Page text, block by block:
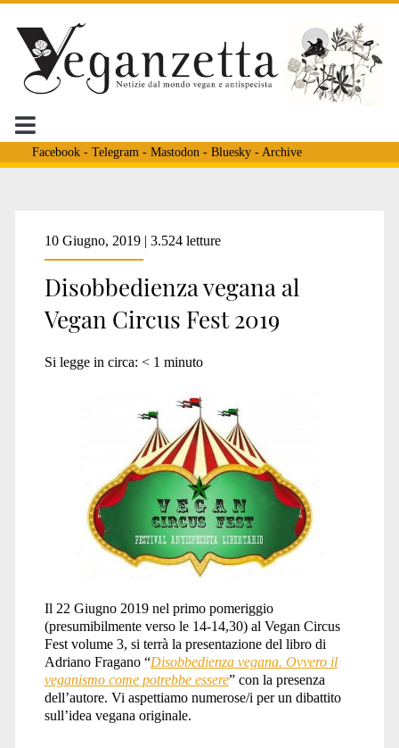
Facebook- Telegram - Mastodon - Bluesky- Archive
Tag:
<span>festa
vegana</span>
10 Giugno, 2019 | 3.524 letture
Disobbedienza vegana al
Vegan Circus Fest 2019
Si legge in circa: < 1 minuto
Il 22 Giugno 2019 nel primo pomeriggio
(presumibilmente verso le 14-14,30) al Vegan Circus
Fest volume 3, si terrà la presentazione del libro di
Adriano Fragano “Disobbedienza vegana. Ovvero il
veganismo come potrebbe essere” con la presenza
dell’autore. Vi aspettiamo numerose/i per un dibattito
sull’idea vegana originale.